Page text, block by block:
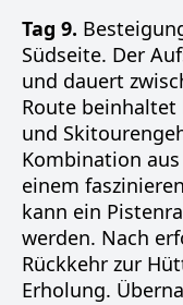
Tag 9.
Südseite. Der
und dauert
Route beinhaltet
und
Kombination
einem
kann ein
werden. Nach
Rückkehr zur
Erholung.